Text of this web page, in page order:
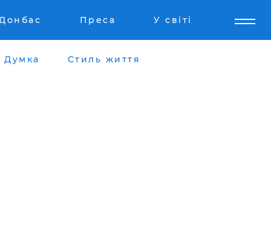
Преса У світі
Думка Стиль життя